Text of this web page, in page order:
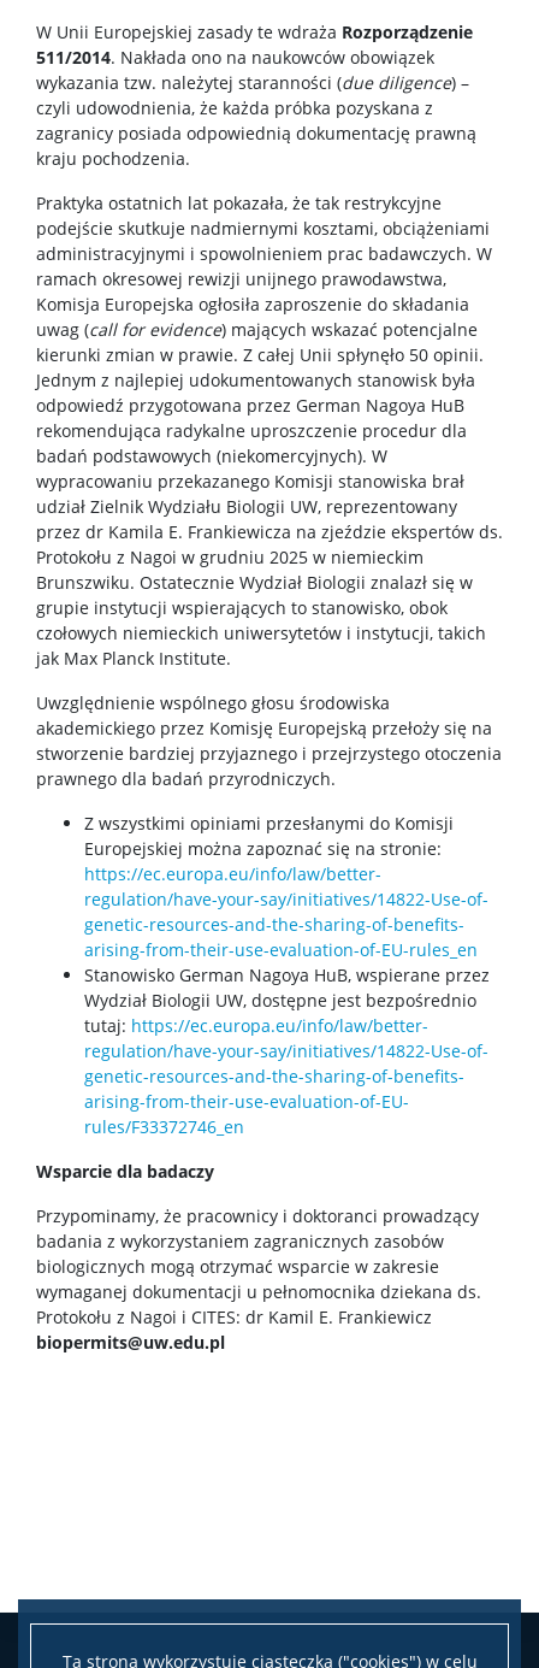
Ta strona wykorzystuje ciasteczka ("cookies") w celu
KONTAKT
W Unii Europejskiej zasady te wdraża Rozporządzenie
511/2014. Nakłada ono na naukowców obowiązek
wykazania tzw. należytej staranności (due diligence) –
czyli udowodnienia, że każda próbka pozyskana z
zagranicy posiada odpowiednią dokumentację prawną
kraju pochodzenia.
Praktyka ostatnich lat pokazała, że tak restrykcyjne
podejście skutkuje nadmiernymi kosztami, obciążeniami
administracyjnymi i spowolnieniem prac badawczych. W
ramach okresowej rewizji unijnego prawodawstwa,
Komisja Europejska ogłosiła zaproszenie do składania
uwag (call for evidence) mających wskazać potencjalne
kierunki zmian w prawie. Z całej Unii spłynęło 50 opinii.
Jednym z najlepiej udokumentowanych stanowisk była
odpowiedź przygotowana przez German Nagoya HuB
rekomendująca radykalne uproszczenie procedur dla
badań podstawowych (niekomercyjnych). W
wypracowaniu przekazanego Komisji stanowiska brał
udział Zielnik Wydziału Biologii UW, reprezentowany
przez dr Kamila E. Frankiewicza na zjeździe ekspertów ds.
Protokołu z Nagoi w grudniu 2025 w niemieckim
Brunszwiku. Ostatecznie Wydział Biologii znalazł się w
grupie instytucji wspierających to stanowisko, obok
czołowych niemieckich uniwersytetów i instytucji, takich
jak Max Planck Institute.
Uwzględnienie wspólnego głosu środowiska
akademickiego przez Komisję Europejską przełoży się na
stworzenie bardziej przyjaznego i przejrzystego otoczenia
prawnego dla badań przyrodniczych.
Z wszystkimi opiniami przesłanymi do Komisji
Europejskiej można zapoznać się na stronie:
https://ec.europa.eu/info/law/better-
regulation/have-your-say/initiatives/14822-Use-of-
genetic-resources-and-the-sharing-of-benefits-
arising-from-their-use-evaluation-of-EU-rules_en
Stanowisko German Nagoya HuB, wspierane przez
Wydział Biologii UW, dostępne jest bezpośrednio
tutaj: https://ec.europa.eu/info/law/better-
regulation/have-your-say/initiatives/14822-Use-of-
genetic-resources-and-the-sharing-of-benefits-
arising-from-their-use-evaluation-of-EU-
rules/F33372746_en
Wsparcie dla badaczy
Przypominamy, że pracownicy i doktoranci prowadzący
badania z wykorzystaniem zagranicznych zasobów
biologicznych mogą otrzymać wsparcie w zakresie
wymaganej dokumentacji u pełnomocnika dziekana ds.
Protokołu z Nagoi i CITES: dr Kamil E. Frankiewicz
biopermits@uw.edu.pl